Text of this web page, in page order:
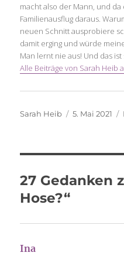
macht also der Mann, und
Familienausflug daraus.
neuen Schnitt ausprobiere
damit erging und würde
Man lernt nie aus! Und das
Alle Beiträge von Sarah Heib
Autor
Sarah Heib
Veröffentlicht
5. Mai 2021
27 Gedanken
Hose?“
Ina